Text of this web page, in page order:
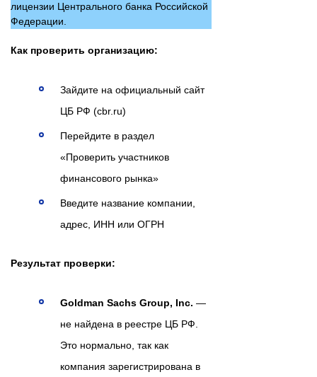
лицензии Центрального банка Российской
Федерации.
Как проверить организацию:
Зайдите на официальный сайт
ЦБ РФ (cbr.ru)
Перейдите в раздел
«Проверить участников
финансового рынка»
Введите название компании,
адрес, ИНН или ОГРН
Результат проверки:
Goldman Sachs Group, Inc. —
не найдена в реестре ЦБ РФ.
Это нормально, так как
компания зарегистрирована в